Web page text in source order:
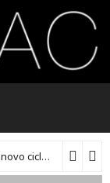
Propósito, impacto e protagonismo em um novo ciclo para os executivos brasileiros